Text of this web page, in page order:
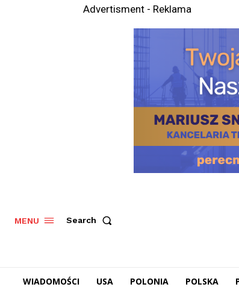
Advertisment - Reklama
MENU Search
WIADOMOŚCI USA POLONIA POLSKA